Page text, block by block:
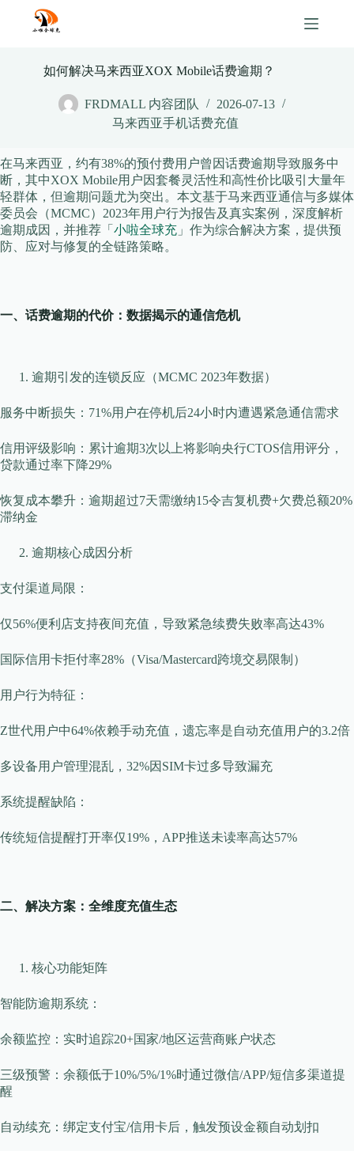
content
如何解决马来西亚XOX Mobile话费逾期？
FRDMALL 内容团队
2026-07-13
马来西亚手机话费充值
在马来西亚，约有38%的预付费用户曾因话费逾期导致服务中
断，其中XOX Mobile用户因套餐灵活性和高性价比吸引大量年
轻群体，但逾期问题尤为突出。本文基于马来西亚通信与多媒体
委员会（MCMC）2023年用户行为报告及真实案例，深度解析
逾期成因，并推荐「 小啦全球充 」作为综合解决方案，提供预
防、应对与修复的全链路策略。
一、话费逾期的代价：数据揭示的通信危机
逾期引发的连锁反应（MCMC 2023年数据）
​​服务中断损失​​：71%用户在停机后24小时内遭遇紧急通信需求
​​信用评级影响​​：累计逾期3次以上将影响央行CTOS信用评分，
贷款通过率下降29%
​​恢复成本攀升​​：逾期超过7天需缴纳15令吉复机费+欠费总额20%
滞纳金
逾期核心成因分析
​​支付渠道局限​​：
仅56%便利店支持夜间充值，导致紧急续费失败率高达43%
国际信用卡拒付率28%（Visa/Mastercard跨境交易限制）
​​用户行为特征​​：
Z世代用户中64%依赖手动充值，遗忘率是自动充值用户的3.2倍
多设备用户管理混乱，32%因SIM卡过多导致漏充
​​系统提醒缺陷​​：
传统短信提醒打开率仅19%，APP推送未读率高达57%
二、解决方案：全维度充值生态
核心功能矩阵
​​智能防逾期系统​​：
余额监控：实时追踪20+国家/地区运营商账户状态
三级预警：余额低于10%/5%/1%时通过微信/APP/短信多渠道提
醒
自动续充：绑定支付宝/信用卡后，触发预设金额自动划扣